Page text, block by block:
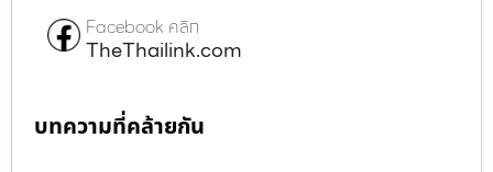
Facebook คลิก
TheThailink.com
บทความที่คล้ายกัน